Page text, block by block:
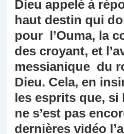
Dieu appelé à
haut destin qui
pour l’Ouma, la
des croyant, et
messianique du
Dieu. Cela, en
les esprits que, si
ne s’est pas
dernières vidéo